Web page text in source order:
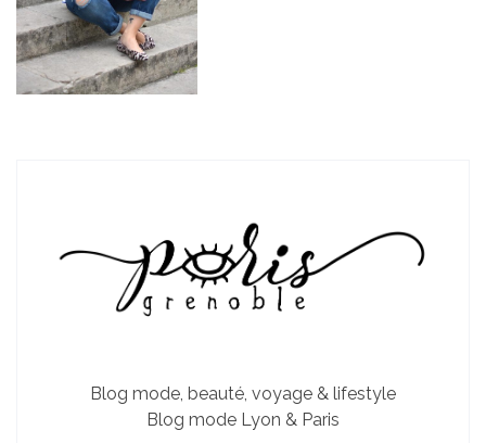
Blog mode, beauté, voyage & lifestyle
Blog mode Lyon & Paris